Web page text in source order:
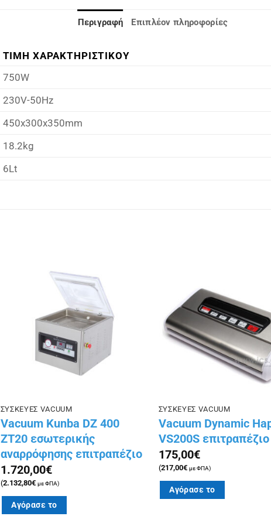
Περιγραφή Επιπλέον πληροφορίες
ΤΙΜΗ ΧΑΡΑΚΤΗΡΙΣΤΙΚΟΥ
750W
230V-50Hz
450x300x350mm
18.2kg
6Lt
Πρόσθήκη
στην λίστα
επιθυμιών
ΣΥΣΚΕΥΕΣ VACUUM
Vacuum Kunba DZ 400
ZT20 εσωτερικής
αναρρόφησης επιτραπέζιο
1.720,00€
(2.132,80€ με ΦΠΑ)
Αγόρασε το
ΣΥΣΚΕΥΕΣ VACUUM
Vacuum Dynamic
VS200S
175,00€
(217,00€ με ΦΠΑ)
Αγόρασε το